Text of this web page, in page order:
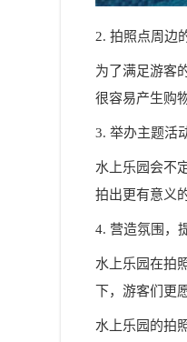
2. 拍照点周边
为了满足游客
很容易产生购
3. 举办主题活
水上乐园会不
拍出更有意义
4. 营造氛围，
水上乐园在拍
下，游客们更
水上乐园的拍